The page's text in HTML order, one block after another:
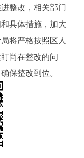
整改，相关部门
具体措施，加大
将严格按照区人
尚在整改的问
保整改到位。